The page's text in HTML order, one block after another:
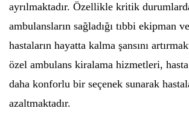
ayrılmaktadır. Özellikle kritik
ambulansların sağladığı tıbbi ekipman
hastaların hayatta kalma şansını
özel ambulans kiralama hizmetleri,
daha konforlu bir seçenek sunarak
azaltmaktadır.